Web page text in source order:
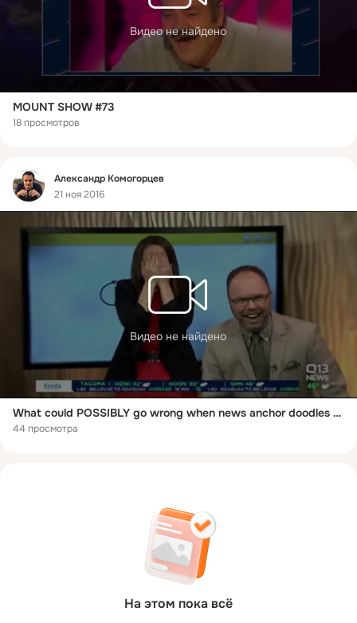
Видео не найдено
MOUNT SHOW #73
18 просмотров
Фид
Александр Комогорцев
21 ноя 2016
Видео не найдено
What could POSSIBLY go wrong when news anchor doodles on live TV…?
44 просмотра
На этом пока всё